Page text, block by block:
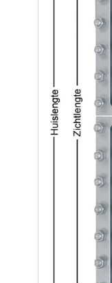
RVS gegolfde
Overige
Mechanische